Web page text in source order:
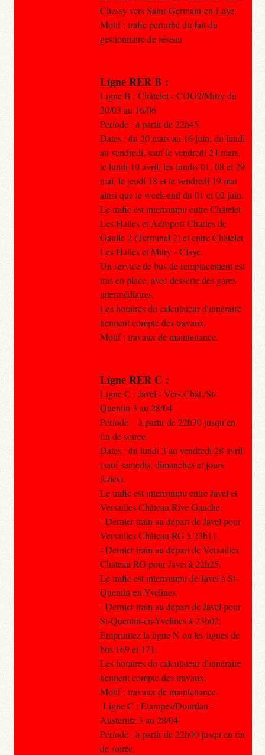
Chessy vers Saint-Germain-en-Laye.
Motif : trafic perturbé du fait du
gestionnaire de réseau
Ligne RER B :
Ligne B : Châtelet - CDG2/Mitry du
20/03 au 16/06
Période : à partir de 22h45.
Dates : du 20 mars au 16 juin, du lundi
au vendredi, sauf le vendredi 24 mars,
le lundi 10 avril, les lundis 01, 08 et 29
mai, le jeudi 18 et le vendredi 19 mai
ainsi que le week-end du 01 et 02 juin.
Le trafic est interrompu entre Châtelet
Les Halles et Aéroport Charles de
Gaulle 2 (Terminal 2) et entre Châtelet
Les Halles et Mitry - Claye.
Un service de bus de remplacement est
mis en place, avec desserte des gares
intermédiaires.
Les horaires du calculateur d'itinéraire
tiennent compte des travaux.
Motif : travaux de maintenance.
Ligne RER C :
Ligne C : Javel - Vers.Chât./St-
Quentin 3 au 28/04
Période : à partir de 22h30 jusqu’en
fin de soirée.
Dates : du lundi 3 au vendredi 28 avril
(sauf samedis, dimanches et jours
fériés).
Le trafic est interrompu entre Javel et
Versailles Château Rive Gauche.
- Dernier train au départ de Javel pour
Versailles Château RG à 23h11.
- Dernier train au départ de Versailles
Château RG pour Javel à 22h25.
Le trafic est interrompu de Javel à St-
Quentin-en-Yvelines.
- Dernier train au départ de Javel pour
St-Quentin-en-Yvelines à 23h02.
Empruntez la ligne N ou les lignes de
bus 169 et 171.
Les horaires du calculateur d'itinéraire
tiennent compte des travaux.
Motif : travaux de maintenance.
Ligne C : Etampes/Dourdan -
Austerlitz 3 au 28/04
Période : à partir de 22h00 jusqu’en fin
de soirée.